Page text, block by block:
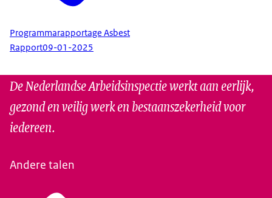
Programmarapportage Asbest
Rapport09-01-2025
De Nederlandse Arbeidsinspectie werkt aan eerlijk,
gezond en veilig werk en bestaanszekerheid voor
iedereen.
Andere talen